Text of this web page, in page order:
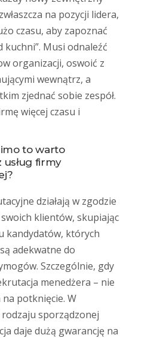
na pozycji lidera,
czasu, aby zapoznać
kuchni”. Musi odnaleźć
organizacji, oswoić z
wewnątrz, a
zjednać sobie zespół.
więcej czasu i
to warto
usług firmy
działają w zgodzie
klientów, skupiając
kandydatów, których
adekwatne do
Szczególnie, gdy
menedżera – nie
na potknięcie. W
sporządzonej
daje dużą gwarancję na